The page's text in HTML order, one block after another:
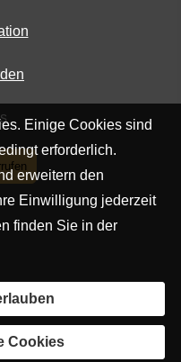
Einige Cookies sind
erforderlich.
erweitern den
Einwilligung jederzeit
finden Sie in der
Cookies